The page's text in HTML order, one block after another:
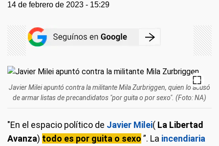
14 de febrero de 2023 - 15:29
Javier Milei apuntó contra la militante Mila Zurbriggen, quien lo acusó
de armar listas de precandidatos "por guita o por sexo". (Foto: NA)
"En el espacio político de Javier Milei( La Libertad
Avanza) todo es por guita o sexo ”. La incendiaria